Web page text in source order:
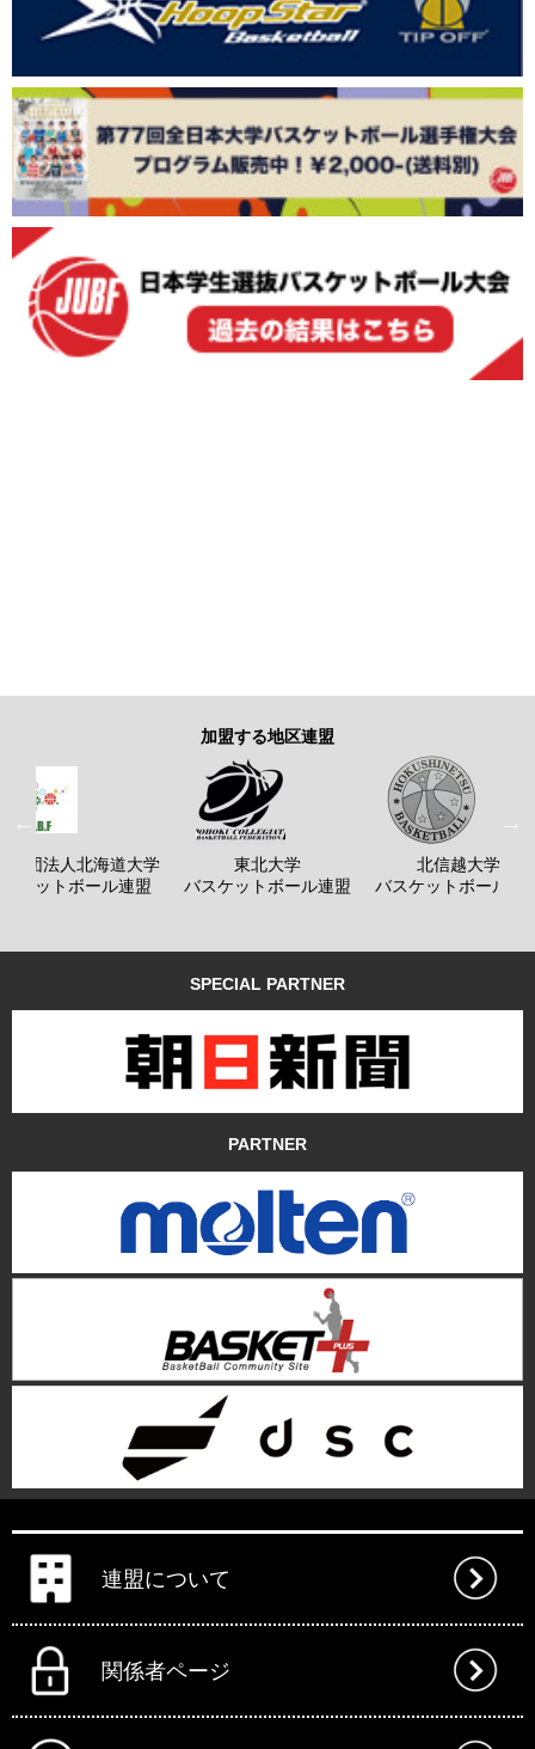
加盟する地区連盟
社団法人北海道大学
ケットボール連盟
東北大学
バスケットボール連盟
北信越大学
バスケットボール連
SPECIAL PARTNER
PARTNER
連盟について
関係者ページ